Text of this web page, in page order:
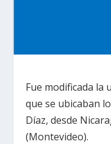
Fue modificada la
que se ubicaban
Díaz, desde
(Montevideo).